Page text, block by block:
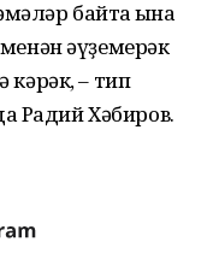
байтаҡ ҡына
әүҙемерәк
кәрәк, – тип
Радий Хәбиров.